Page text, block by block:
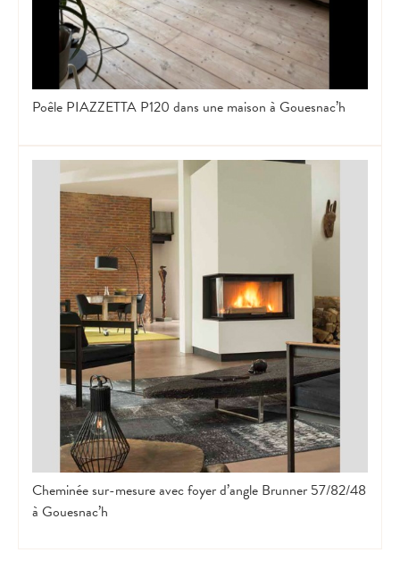
Poêle PIAZZETTA P120 dans une maison à Gouesnac’h
Cheminée sur-mesure avec foyer d’angle Brunner 57/82/48
à Gouesnac’h